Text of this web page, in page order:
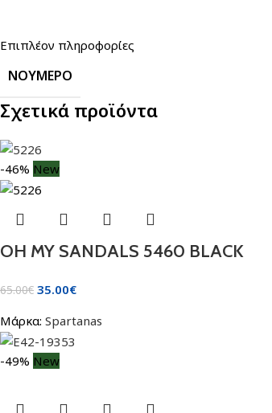
Επιπλέον πληροφορίες
ΝΟΎΜΕΡΟ
Σχετικά προϊόντα
-46% New
OH MY SANDALS 5460 BLACK
65.00€ 35.00€
Μάρκα: Spartanas
-49% New